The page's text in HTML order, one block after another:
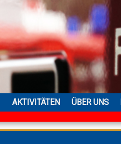
AKTIVITÄTEN ÜBER UNS